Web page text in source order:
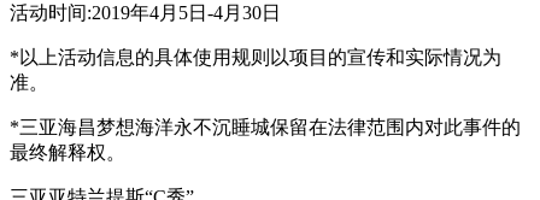
活动时间:2019年4月5日-4月30日
*以上活动信息的具体使用规则以项目的宣传和实际情况为
准。
*三亚海昌梦想海洋永不沉睡城保留在法律范围内对此事件的
最终解释权。